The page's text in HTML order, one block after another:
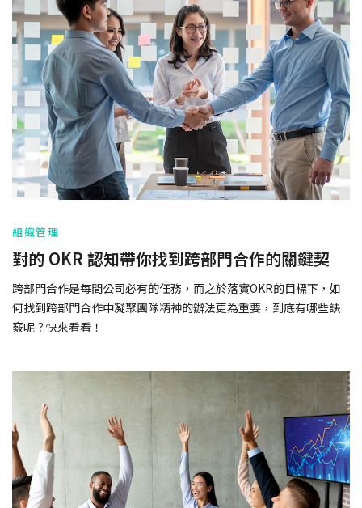
組織管理
對的 OKR 認知帶你找到跨部門合作的關鍵契
跨部門合作是每間公司必有的任務，而之於落實OKR的目標下，如
何找到跨部門合作中凝聚團隊精神的辦法更為重要，到底有哪些訣
竅呢？快來看看！